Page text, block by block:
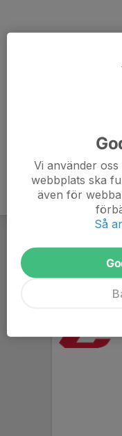
Vi använder
webbplats ska
även för
Så